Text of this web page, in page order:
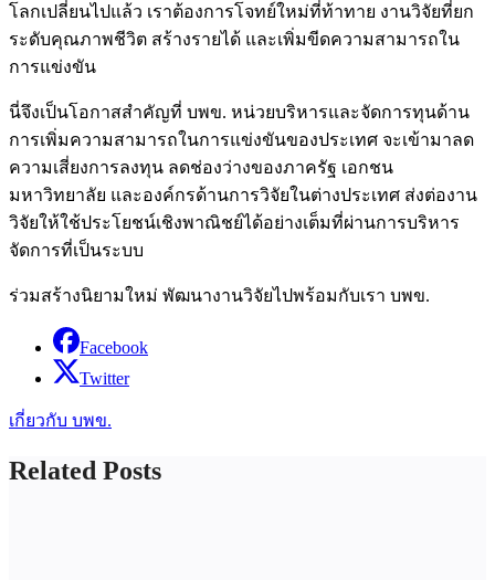
โลกเปลี่ยนไปแล้ว เราต้องการโจทย์ใหม่ที่ท้าทาย งานวิจัยที่ยก
ระดับคุณภาพชีวิต สร้างรายได้ และเพิ่มขีดความสามารถใน
การแข่งขัน
นี่จึงเป็นโอกาสสำคัญที่ บพข. หน่วยบริหารและจัดการทุนด้าน
การเพิ่มความสามารถในการแข่งขันของประเทศ จะเข้ามาลด
ความเสี่ยงการลงทุน ลดช่องว่างของภาครัฐ เอกชน
มหาวิทยาลัย และองค์กรด้านการวิจัยในต่างประเทศ ส่งต่องาน
วิจัยให้ใช้ประโยชน์เชิงพาณิชย์ได้อย่างเต็มที่ผ่านการบริหาร
จัดการที่เป็นระบบ
ร่วมสร้างนิยามใหม่ พัฒนางานวิจัยไปพร้อมกับเรา บพข.
Facebook
Twitter
เกี่ยวกับ บพข.
Related Posts